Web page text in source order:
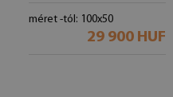
méret -tól: 100x50
29 900 HUF